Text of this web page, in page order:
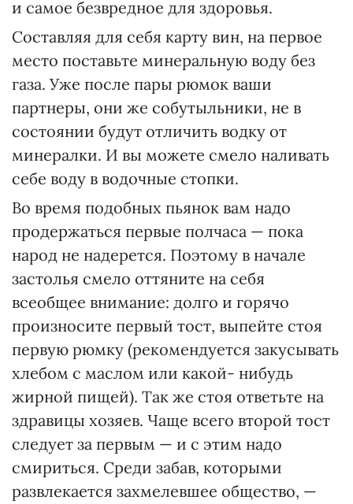
и самое безвредное для здоровья.
Составляя для себя карту вин, на первое
место поставьте минеральную воду без
газа. Уже после пары рюмок ваши
партнеры, они же собутыльники, не в
состоянии будут отличить водку от
минералки. И вы можете смело наливать
себе воду в водочные стопки.
Во время подобных пьянок вам надо
продержаться первые полчаса — пока
народ не надерется. Поэтому в начале
застолья смело оттяните на себя
всеобщее внимание: долго и горячо
произносите первый тост, выпейте стоя
первую рюмку (рекомендуется закусывать
хлебом с маслом или какой- нибудь
жирной пищей). Так же стоя ответьте на
здравицы хозяев. Чаще всего второй тост
следует за первым — и с этим надо
смириться. Среди забав, которыми
развлекается захмелевшее общество, —